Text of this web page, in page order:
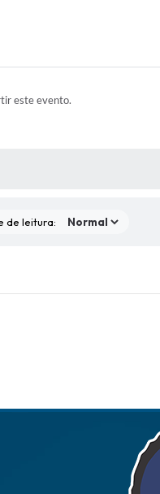
este evento.
de leitura: